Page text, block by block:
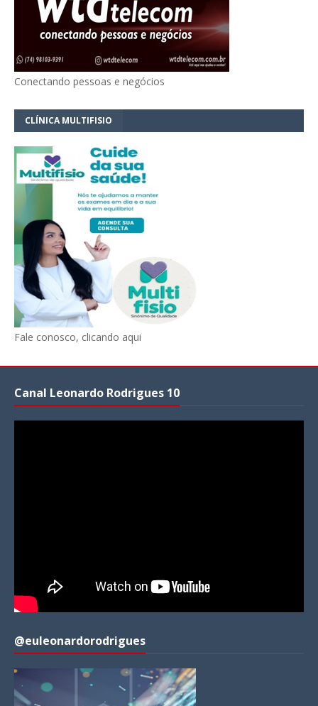
Conectando pessoas e negócios
CLÍNICA MULTIFISIO
Fale conosco, clicando aqui
Canal Leonardo Rodrigues 10
@euleonardorodrigues